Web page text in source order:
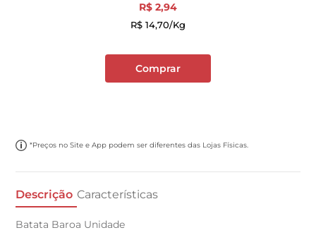
R$ 2,94
R$ 14,70/kg
Comprar
*Preços no Site e App podem ser diferentes das Lojas Físicas.
Descrição Características
Batata Baroa Unidade